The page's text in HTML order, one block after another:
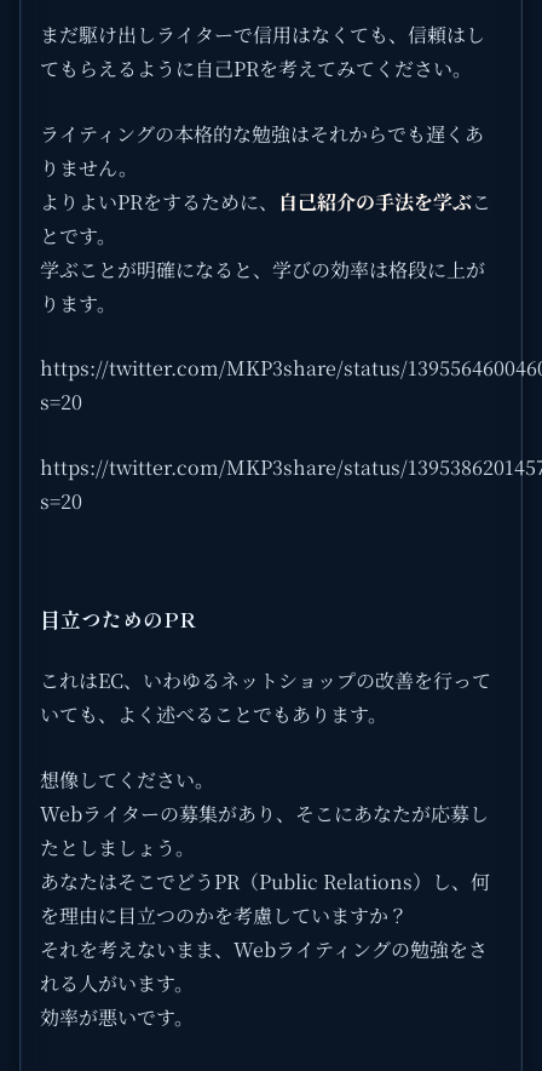
まだ駆け出しライターで信用はなくても、信頼はし
てもらえるように自己PRを考えてみてください。
ライティングの本格的な勉強はそれからでも遅くあ
りません。
よりよいPRをするために、 自己紹介の手法を学ぶこ
とです。
学ぶことが明確になると、学びの効率は格段に上が
ります。
https://twitter.com/MKP3share/status/
s=20
https://twitter.com/MKP3share/status/
s=20
目立つためのPR
これはEC、いわゆるネットショップの改善を行って
いても、よく述べることでもあります。
想像してください。
Webライターの募集があり、そこにあなたが応募し
たとしましょう。
あなたはそこでどうPR（Public Relations）し、何
を理由に目立つのかを考慮していますか？
それを考えないまま、Webライティングの勉強をさ
れる人がいます。
効率が悪いです。